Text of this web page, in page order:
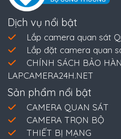
Dịch vụ nổi bật
Lắp camera quan sát
Lắp đặt camera quan
CHÍNH SÁCH BẢO
LAPCAMERA24H.NET
Sản phẩm nổi bật
CAMERA QUAN SÁT
CAMERA TRỌN BỘ
THIẾT BỊ MẠNG